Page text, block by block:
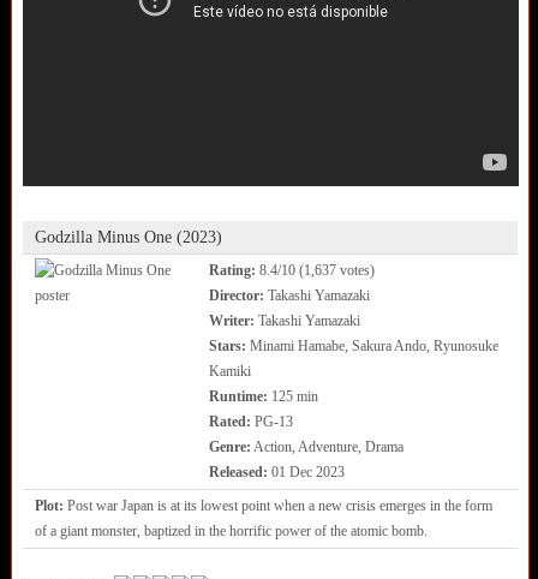
Godzilla Minus One (2023)
Rating: 8.4/10 (1,637 votes)
Director: Takashi Yamazaki
Writer: Takashi Yamazaki
Stars: Minami Hamabe, Sakura Ando, Ryunosuke
Kamiki
Runtime: 125 min
Rated: PG-13
Genre: Action, Adventure, Drama
Released: 01 Dec 2023
Plot: Post war Japan is at its lowest point when a new crisis emerges in the form
of a giant monster, baptized in the horrific power of the atomic bomb.